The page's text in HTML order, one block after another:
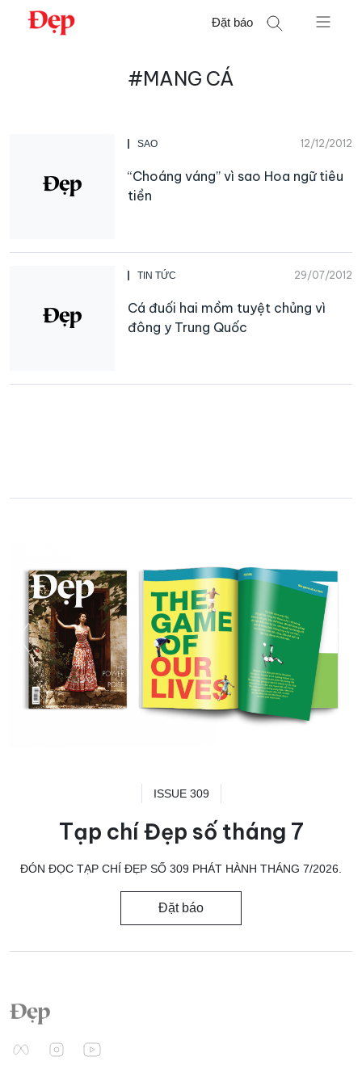
Chuyển
Đặt báo
#MANG CÁ
SAO 12/12/2012
“Choáng váng” vì sao Hoa ngữ tiêu
tiền
TIN TỨC 29/07/2012
Cá đuối hai mồm tuyệt chủng vì
đông y Trung Quốc
ISSUE 309
Tạp chí Đẹp số tháng 7
ĐÓN ĐỌC TẠP CHÍ ĐẸP SỐ 309 PHÁT HÀNH THÁNG 7/2026.
Đặt báo